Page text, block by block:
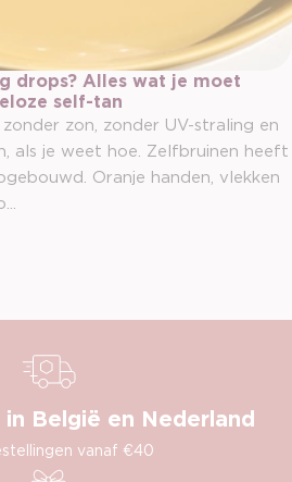
drops? Alles wat je moet
self-tan
zon, zonder UV-straling en
als je weet hoe. Zelfbruinen heeft
Oranje handen, vlekken
België en Nederland
vanaf €40